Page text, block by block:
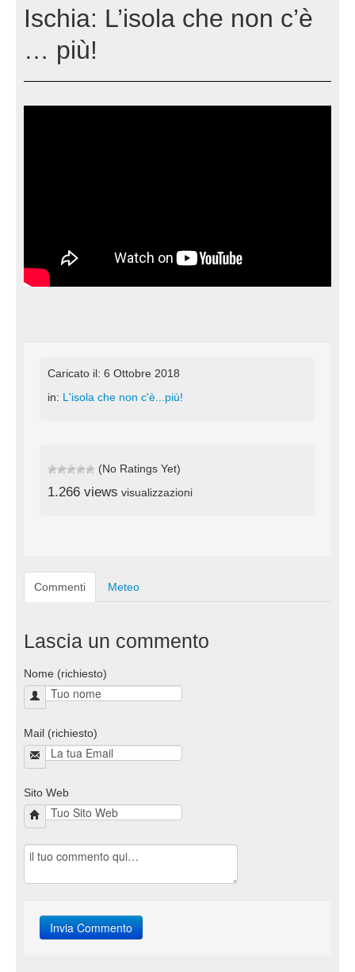
Ischia: L’isola che non c’è
… più!
Caricato il: 6 Ottobre 2018
in: L'isola che non c'è...più!
(No Ratings Yet)
1.266 views visualizzazioni
Commenti Meteo
Lascia un commento
Nome (richiesto)
Mail (richiesto)
Sito Web